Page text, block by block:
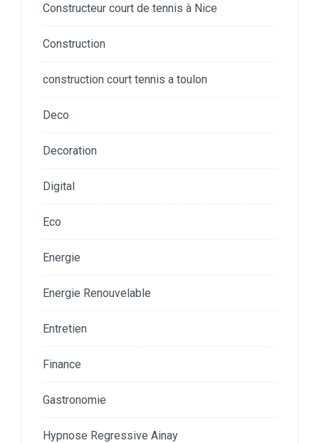
Constructeur court de tennis à Nice
Construction
construction court tennis a toulon
Deco
Decoration
Digital
Eco
Energie
Energie Renouvelable
Entretien
Finance
Gastronomie
Hypnose Regressive Ainay